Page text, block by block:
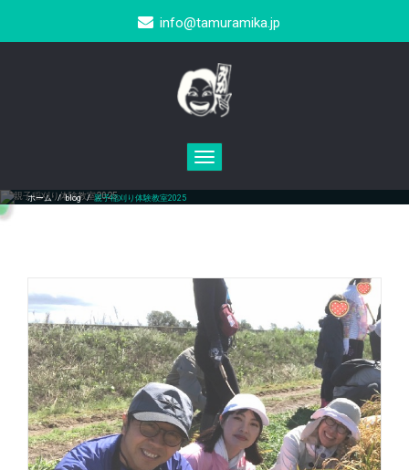
info@tamuramika.jp
Toggle
navigation
親子稲刈り体験教室2025
ホーム/blog/親子稲刈り体験教室2025